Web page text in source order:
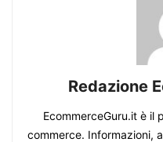
Redazione
EcommerceGuru.it è il
commerce. Informazioni,